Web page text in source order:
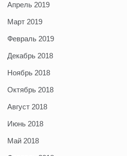
Апрель 2019
Март 2019
Февраль 2019
Декабрь 2018
Ноябрь 2018
Октябрь 2018
Август 2018
Июнь 2018
Май 2018